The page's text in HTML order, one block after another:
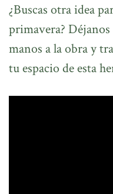
¿Buscas otra idea
primavera?
manos a la obra y
tu espacio de esta